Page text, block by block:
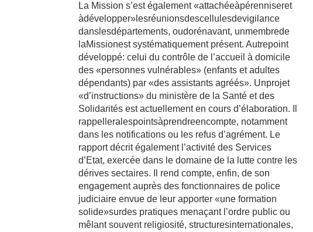
La Mission s’est également «attachéeàpérenniseret
àdévelopper»lesréunionsdescellulesdevigilance
danslesdépartements, oudorénavant, unmembrede
laMissionest systématiquement présent. Autrepoint
développé: celui du contrôle de l’accueil à domicile
des «personnes vulnérables» (enfants et adultes
dépendants) par «des assistants agréés». Unprojet
«d’instructions» du ministère de la Santé et des
Solidarités est actuellement en cours d’élaboration. Il
rappelleralespointsàprendreencompte, notamment
dans les notifications ou les refus d’agrément. Le
rapport décrit également l’activité des Services
d’Etat, exercée dans le domaine de la lutte contre les
dérives sectaires. Il rend compte, enfin, de son
engagement auprès des fonctionnaires de police
judiciaire envue de leur apporter «une formation
solide»surdes pratiques menaçant l’ordre public ou
mêlant souvent religiosité, structuresinternationales,